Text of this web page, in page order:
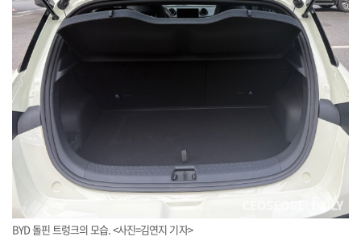
BYD 돌핀 트렁크의 모습. <사진=김연지 기자>